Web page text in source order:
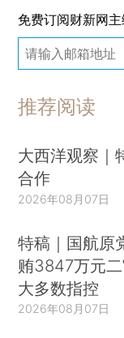
免费订阅财新网
推荐阅读
大西洋观察｜
合作
2026年08月07日
特稿｜国航原
贿3847万元
大多数指控
2026年08月07日